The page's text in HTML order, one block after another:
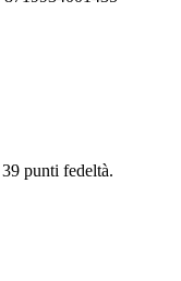
39 punti fedeltà.